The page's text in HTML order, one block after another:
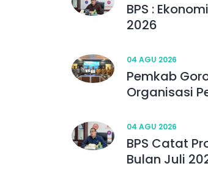
BPS :
2026
04 AGU 2026
Pemkab
Organisasi
04 AGU 2026
BPS Catat
Bulan Juli